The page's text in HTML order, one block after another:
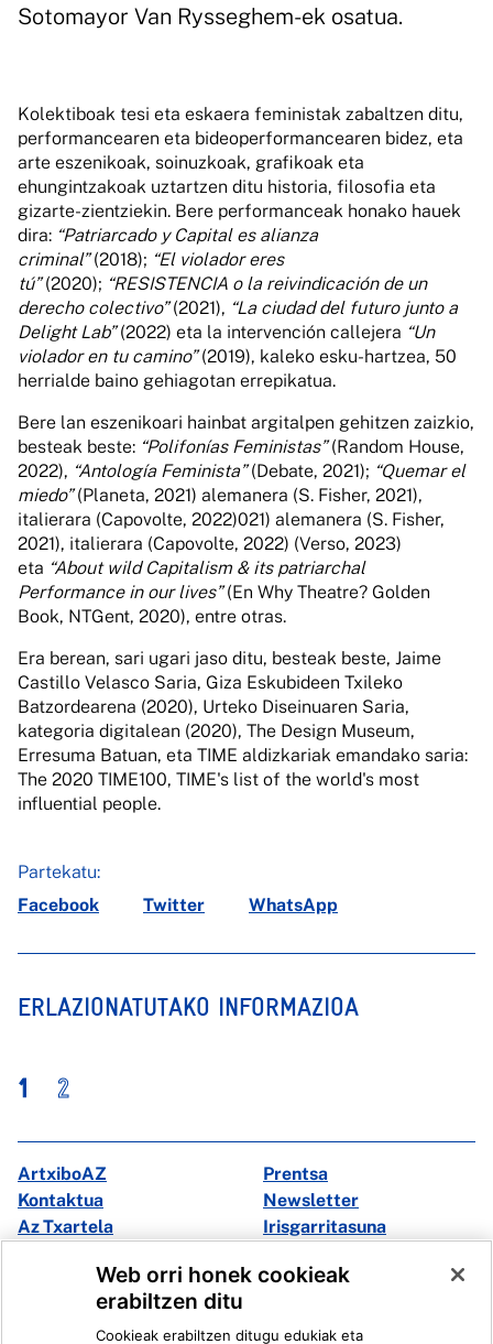
Sotomayor Van Rysseghem-ek osatua.
Kolektiboak tesi eta eskaera feministak zabaltzen ditu,
performancearen eta bideoperformancearen bidez, eta
arte eszenikoak, soinuzkoak, grafikoak eta
ehungintzakoak uztartzen ditu historia, filosofia eta
gizarte-zientziekin. Bere performanceak honako hauek
dira: “Patriarcado y Capital es alianza
criminal”(2018); “El violador eres
tú”(2020); “RESISTENCIA o la reivindicación de un
derecho colectivo”(2021), “La ciudad del futuro junto a
Delight Lab”(2022) eta la intervención callejera “Un
violador en tu camino”(2019), kaleko esku-hartzea, 50
herrialde baino gehiagotan errepikatua.
Bere lan eszenikoari hainbat argitalpen gehitzen zaizkio,
besteak beste: “Polifonías Feministas”(Random House,
2022), “Antología Feminista”(Debate, 2021); “Quemar el
miedo”(Planeta, 2021) alemanera (S. Fisher, 2021),
italierara (Capovolte, 2022)021) alemanera (S. Fisher,
2021), italierara (Capovolte, 2022) (Verso, 2023)
eta “About wild Capitalism & its patriarchal
Performance in our lives”(En Why Theatre? Golden
Book, NTGent, 2020), entre otras.
Era berean, sari ugari jaso ditu, besteak beste, Jaime
Castillo Velasco Saria, Giza Eskubideen Txileko
Batzordearena (2020), Urteko Diseinuaren Saria,
kategoria digitalean (2020), The Design Museum,
Erresuma Batuan, eta TIME aldizkariak emandako saria:
The 2020 TIME100, TIME's list of the world's most
influential people.
Partekatu:
Facebook
Twitter WhatsApp
ERLAZIONATUTAKO INFORMAZIOA
1 2
ArtxiboAZ
Prentsa
Kontaktua
Newsletter
Az Txartela
Irisgarritasuna
Web orri honek cookieak
erabiltzen ditu
Cookieak erabiltzen ditugu edukiak eta